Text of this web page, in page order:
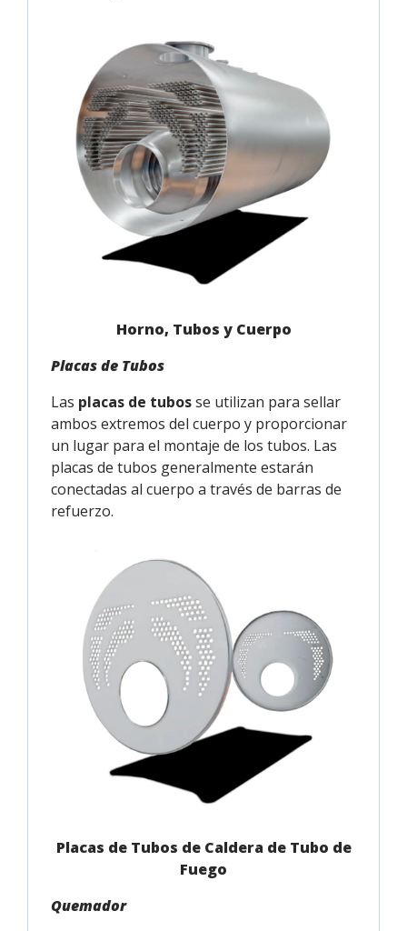
Horno, Tubos y Cuerpo
Placas de Tubos
Las placas de tubosse utilizan para sellar
ambos extremos del cuerpo y proporcionar
un lugar para el montaje de los tubos. Las
placas de tubos generalmente estarán
conectadas al cuerpo a través de barras de
refuerzo.
Placas de Tubos de Caldera de Tubo de
Fuego
Quemador